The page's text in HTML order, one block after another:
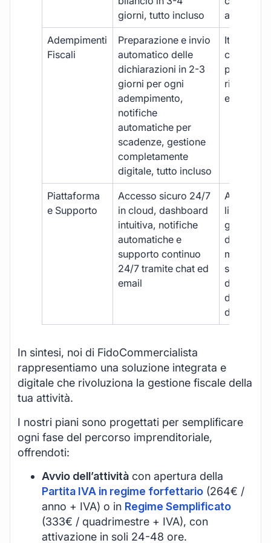
giorni, tutto incluso
aggiuntivi
Adempimenti
Fiscali
Preparazione e invio
automatico delle
dichiarazioni in 2-3
giorni per ogni
adempimento,
notifiche
automatiche per
scadenze, gestione
completamente
digitale, tutto incluso
Iter
costi
per ogni
rischio di
e
Piattaforma
e Supporto
Accesso sicuro 24/7
in cloud, dashboard
intuitiva, notifiche
automatiche e
supporto continuo
24/7 tramite chat ed
email
Accesso
limitato,
gestione
manuale,
supporto
durante
d’ufficio.
In sintesi, noi di FidoCommercialista
rappresentiamo una soluzione integrata e
digitale che rivoluziona la gestione fiscale della
tua attività.
I nostri piani sono progettati per semplificare
ogni fase del percorso imprenditoriale,
offrendoti:
Avvio dell’attività con apertura della
Partita IVA in regime forfettario (264€ /
anno + IVA) o in Regime Semplificato
(333€ / quadrimestre + IVA), con
attivazione in soli 24-48 ore.